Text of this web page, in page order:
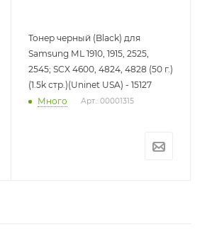
Тонер черный (Black) для
Samsung ML 1910, 1915, 2525,
2545; SCX 4600, 4824, 4828 (50 г.)
(1.5k стр.)(Uninet USA) - 15127
Много
Арт.: 00001315